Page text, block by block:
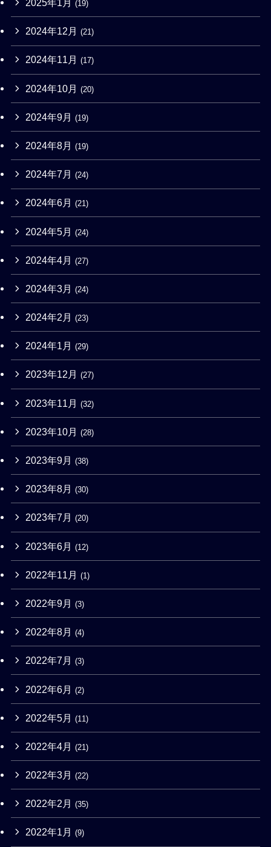
2025年1月 (19)
2024年12月 (21)
2024年11月 (17)
2024年10月 (20)
2024年9月 (19)
2024年8月 (19)
2024年7月 (24)
2024年6月 (21)
2024年5月 (24)
2024年4月 (27)
2024年3月 (24)
2024年2月 (23)
2024年1月 (29)
2023年12月 (27)
2023年11月 (32)
2023年10月 (28)
2023年9月 (38)
2023年8月 (30)
2023年7月 (20)
2023年6月 (12)
2022年11月 (1)
2022年9月 (3)
2022年8月 (4)
2022年7月 (3)
2022年6月 (2)
2022年5月 (11)
2022年4月 (21)
2022年3月 (22)
2022年2月 (35)
2022年1月 (9)